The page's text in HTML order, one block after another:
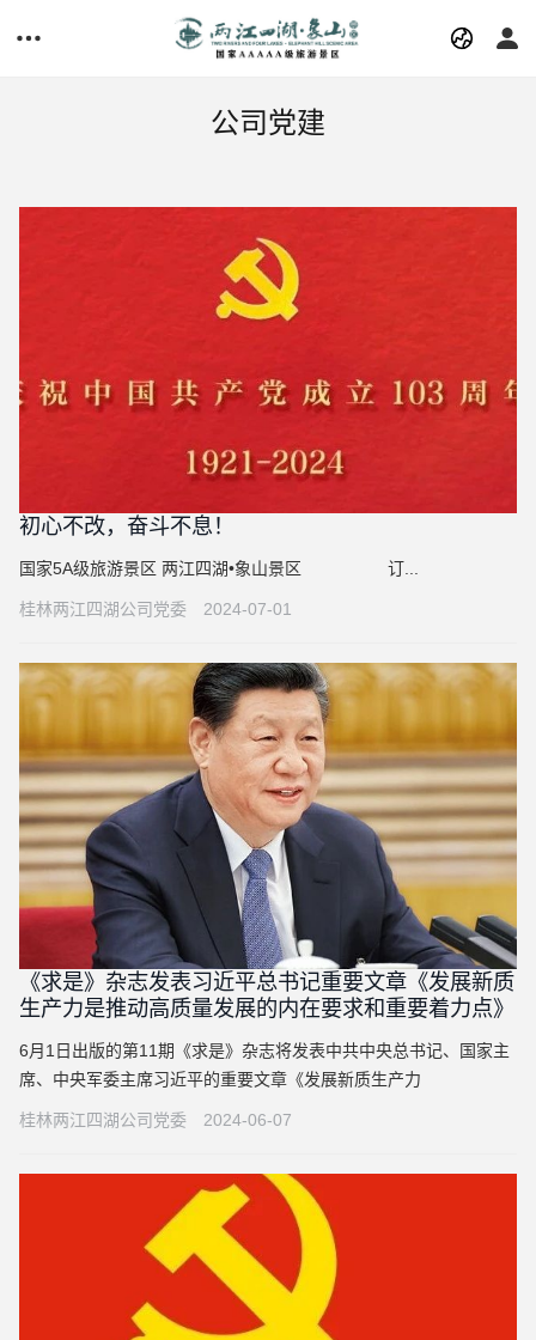
公司党建
初心不改，奋斗不息！
国家5A级旅游景区 两江四湖•象山景区 订...
桂林两江四湖公司党委 2024-07-01
《求是》杂志发表习近平总书记重要文章《发展新质
生产力是推动高质量发展的内在要求和重要着力点》
6月1日出版的第11期《求是》杂志将发表中共中央总书记、国家主
席、中央军委主席习近平的重要文章《发展新质生产力
桂林两江四湖公司党委 2024-06-07